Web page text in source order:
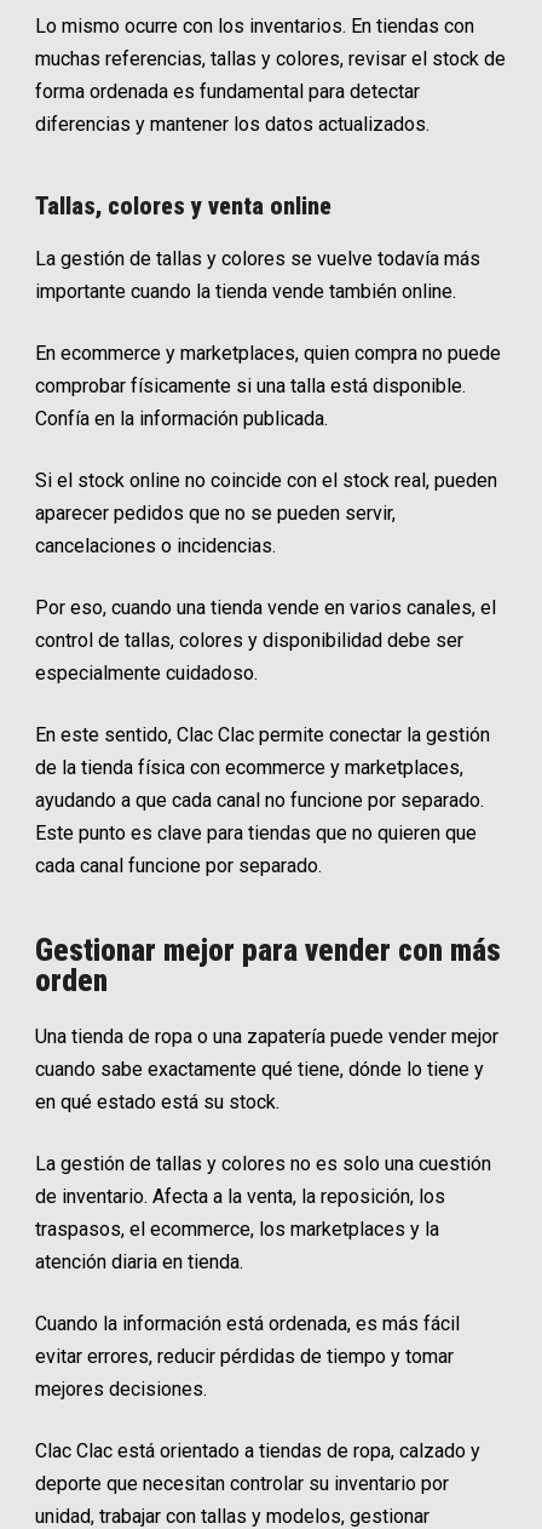
Lo mismo ocurre con los inventarios. En tiendas con
muchas referencias, tallas y colores, revisar el stock de
forma ordenada es fundamental para detectar
diferencias y mantener los datos actualizados.
Tallas, colores y venta online
La gestión de tallas y colores se vuelve todavía más
importante cuando la tienda vende también online.
En ecommerce y marketplaces, quien compra no puede
comprobar físicamente si una talla está disponible.
Confía en la información publicada.
Si el stock online no coincide con el stock real, pueden
aparecer pedidos que no se pueden servir,
cancelaciones o incidencias.
Por eso, cuando una tienda vende en varios canales, el
control de tallas, colores y disponibilidad debe ser
especialmente cuidadoso.
En este sentido, Clac Clac permite conectar la gestión
de la tienda física con ecommerce y marketplaces,
ayudando a que cada canal no funcione por separado.
Este punto es clave para tiendas que no quieren que
cada canal funcione por separado.
Gestionar mejor para vender con más
orden
Una tienda de ropa o una zapatería puede vender mejor
cuando sabe exactamente qué tiene, dónde lo tiene y
en qué estado está su stock.
La gestión de tallas y colores no es solo una cuestión
de inventario. Afecta a la venta, la reposición, los
traspasos, el ecommerce, los marketplaces y la
atención diaria en tienda.
Cuando la información está ordenada, es más fácil
evitar errores, reducir pérdidas de tiempo y tomar
mejores decisiones.
Clac Clac está orientado a tiendas de ropa, calzado y
deporte que necesitan controlar su inventario por
unidad, trabajar con tallas y modelos, gestionar